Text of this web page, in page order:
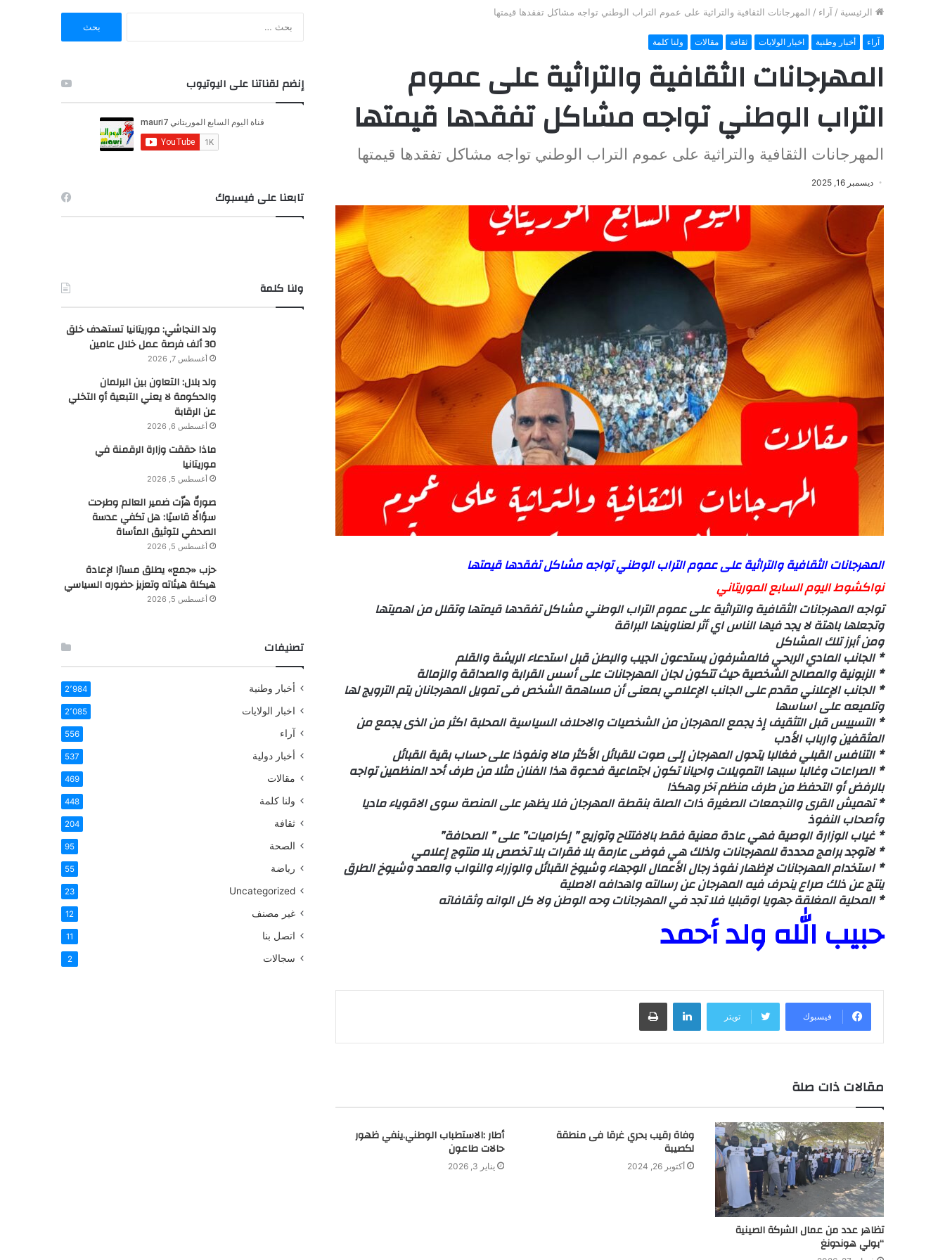
الرئيسية / آراء / المهرجانات الثقافية والتراثية على عموم التراب الوطني تواجه مشاكل تفقدها قيمتها
آراء أخبار وطنية اخبار الولايات ثقافة مقالات ولنا كلمة
المهرجانات الثقافية والتراثية على عموم
التراب الوطني تواجه مشاكل تفقدها قيمتها
المهرجانات الثقافية والتراثية على عموم التراب الوطني تواجه مشاكل تفقدها قيمتها
ديسمبر 16, 2025
المهرجانات الثقافية والتراثية على عموم التراب الوطني تواجه مشاكل تفقدها قيمتها
نواكشوط اليوم السابع الموريتاني
تواجه المهرجانات الثقافية والتراثية على عموم التراب الوطني مشاكل تفقدها قيمتها وتقلل من اهميتها
وتجعلها باهتة لا يجد فيها الناس اي أثر لعناوينها البراقة
ومن أبرز تلك المشاكل
* الجانب المادي الربحي فالمشرفون يستدعون الجيب والبطن قبل استدعاء الريشة والقلم
* الزبونية والمصالح الشخصية حيث تتكون لجان المهرجانات على أسس القرابة والصداقة والزمالة
* الجانب الإعلاني مقدم على الجانب الإعلامي بمعنى أن مساهمة الشخص فى تمويل المهرجانان يتم الترويج لها
وتلميعه على اساسها
* التسييس قبل التثقيف إذ يجمع المهرجان من الشخصيات والاحلاف السياسية المحلبة اكثر من الذى يجمع من
المثقفين وارباب الأدب
* التنافس القبلي فغالبا يتحول المهرجان إلى صوت للقبائل الأكثر مالا ونفوذا على حساب بقية القبائل
* الصراعات وغالبا سببها التمويلات واحيانا تكون اجتماعية فدعوة هذا الفنان مثلا من طرف أحد المنظمين تواجه
بالرفض أو التحفظ من طرف منظم آخر وهكذا
* تهميش القرى والنجمعات الصغيرة ذات الصلة بنقطة المهرجان فلا يظهر على المنصة سوى الاقوياء ماديا
وأصحاب النفوذ
* غياب الوزارة الوصية فهي عادة معنية فقط بالافتتاح وتوزيع ” إكراميات” على ” الصحافة”
* لاتوجد برامج محددة للمهرجانات ولذلك هي فوضى عارمة بلا فقرات بلا تخصص بلا منتوج إعلامي
* استخدام المهرجانات لإظهار نفوذ رجال الأعمال الوجهاء وشيوخ القبائل والوزراء والنواب والعمد وشيوخ الطرق
ينتج عن ذلك صراع ينحرف فيه المهرجان عن رسالته واهدافه الاصلية
* المحلية المغلقة جهويا اوقبليا فلا تجد في المهرجانات وحه الوطن ولا كل الوانه وثقافاته
حبيب الله ولد أحمد
فيسبوك تويتر
لينكدإن
مقالات ذات صلة
تظاهر عدد من عمال الشركة الصينية
“بولي هوندونغ
وفاة رقيب بحري غرقا فى منطقة
لكصيبة
أكتوبر 26, 2024
أطار :الاستطباب الوطني.ينفي ظهور
حالات طاعون
يناير 3, 2026
:
إنضم لقناتنا على اليوتيوب
تابعنا على فيسبوك
ولنا كلمة
ولد النجاشي: موريتانيا تستهدف خلق
30 ألف فرصة عمل خلال عامين
أغسطس 7, 2026
ولد بلال: التعاون بين البرلمان
والحكومة لا يعني التبعية أو التخلي
عن الرقابة
أغسطس 6, 2026
ماذا حققت وزارة الرقمنة في
موريتانيا
أغسطس 5, 2026
صورةٌ هزّت ضمير العالم وطرحت
سؤالًا قاسيًا: هل تكفي عدسة
الصحفي لتوثيق المأساة
أغسطس 5, 2026
حزب «جمع» يطلق مسارًا لإعادة
هيكلة هيئاته وتعزيز حضوره السياسي
أغسطس 5, 2026
تصنيفات
أخبار وطنية 2٬984
اخبار الولايات 2٬085
آراء 556
أخبار دولية 537
مقالات 469
ولنا كلمة 448
ثقافة 204
الصحة 95
رياضة 55
Uncategorized
23
غير مصنف 12
اتصل بنا 11
سجالات 2